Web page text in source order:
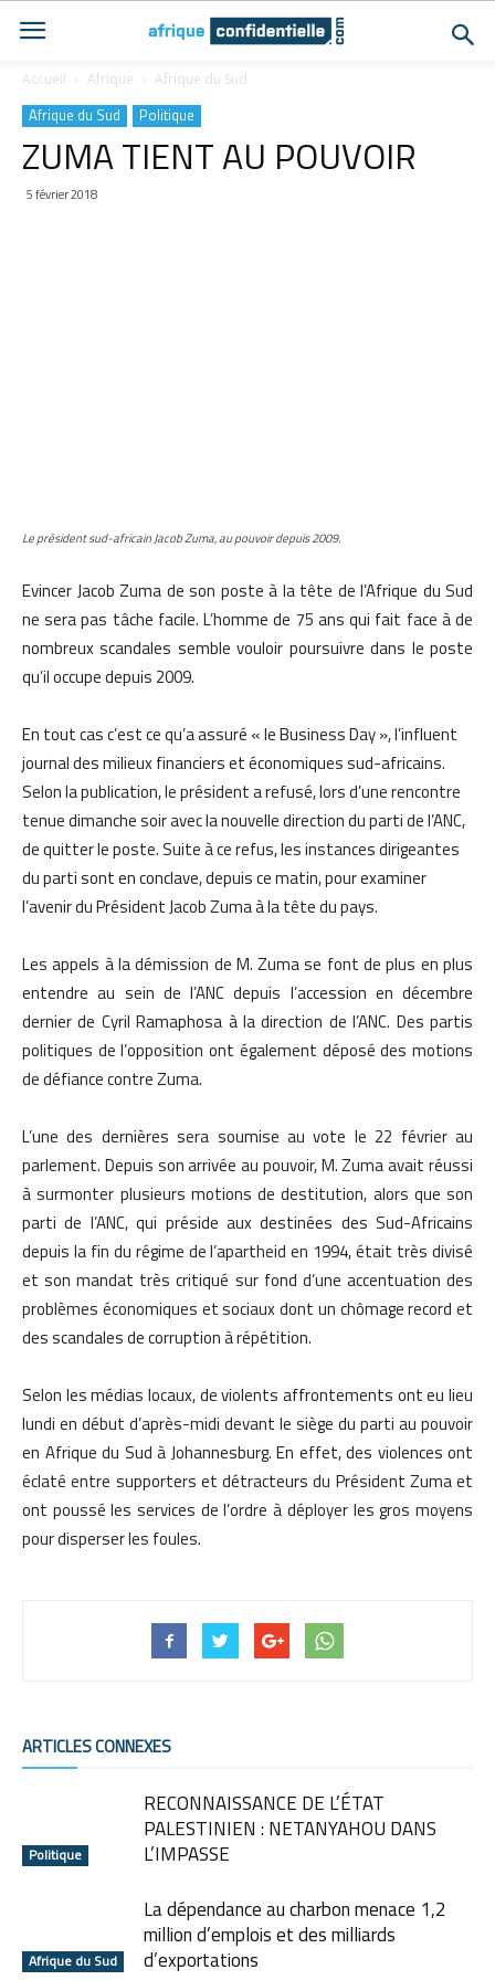
Accueil Afrique Afrique du Sud
Afrique du Sud Politique
ZUMA TIENT AU POUVOIR
5 février 2018
Le président sud-africain Jacob Zuma, au pouvoir depuis 2009.
Evincer Jacob Zuma de son poste à la tête de l’Afrique du Sud
ne sera pas tâche facile. L’homme de 75 ans qui fait face à de
nombreux scandales semble vouloir poursuivre dans le poste
qu’il occupe depuis 2009.
En tout cas c’est ce qu’a assuré « le Business Day », l’influent
journal des milieux financiers et économiques sud-africains.
Selon la publication, le président a refusé, lors d’une rencontre
tenue dimanche soir avec la nouvelle direction du parti de l’ANC,
de quitter le poste. Suite à ce refus, les instances dirigeantes
du parti sont en conclave, depuis ce matin, pour examiner
l’avenir du Président Jacob Zuma à la tête du pays.
Les appels à la démission de M. Zuma se font de plus en plus
entendre au sein de l’ANC depuis l’accession en décembre
dernier de Cyril Ramaphosa à la direction de l’ANC. Des partis
politiques de l’opposition ont également déposé des motions
de défiance contre Zuma.
L’une des dernières sera soumise au vote le 22 février au
parlement. Depuis son arrivée au pouvoir, M. Zuma avait réussi
à surmonter plusieurs motions de destitution, alors que son
parti de l’ANC, qui préside aux destinées des Sud-Africains
depuis la fin du régime de l’apartheid en 1994, était très divisé
et son mandat très critiqué sur fond d’une accentuation des
problèmes économiques et sociaux dont un chômage record et
des scandales de corruption à répétition.
Selon les médias locaux, de violents affrontements ont eu lieu
lundi en début d’après-midi devant le siège du parti au pouvoir
en Afrique du Sud à Johannesburg. En effet, des violences ont
éclaté entre supporters et détracteurs du Président Zuma et
ont poussé les services de l’ordre à déployer les gros moyens
pour disperser les foules.
ARTICLES CONNEXES
Politique
RECONNAISSANCE DE L’ÉTAT
PALESTINIEN : NETANYAHOU DANS
L’IMPASSE
Afrique du Sud
La dépendance au charbon menace 1,2
million d’emplois et des milliards
d’exportations